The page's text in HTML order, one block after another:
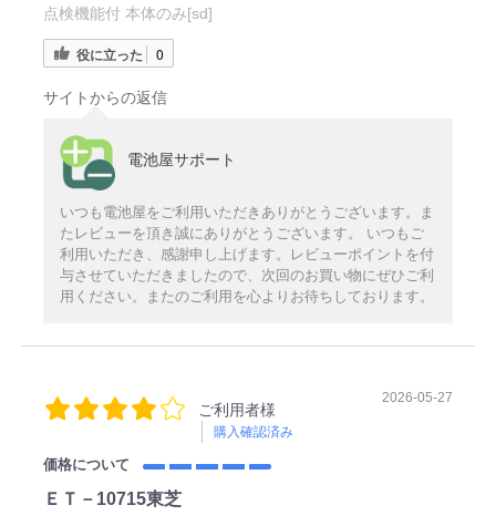
点検機能付 本体のみ[sd]
役に立った 0
サイトからの返信
電池屋サポート
いつも電池屋をご利用いただきありがとうございます。ま
たレビューを頂き誠にありがとうございます。 いつもご
利用いただき、感謝申し上げます。レビューポイントを付
与させていただきましたので、次回のお買い物にぜひご利
用ください。またのご利用を心よりお待ちしております。
ご利用者様
購入確認済み
2026-05-27
価格について
ＥＴ－10715東芝